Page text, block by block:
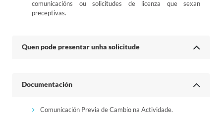
comunicacións ou solicitudes de licenza que sexan
preceptivas.
Quen pode presentar unha solicitude
Documentación
Comunicación Previa de Cambio na Actividade.